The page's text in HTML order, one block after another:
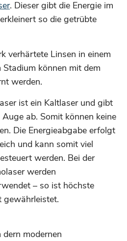
. Dieser gibt die Energie im
so die getrübte
verhärtete Linsen in einem
können mit dem
werden.
ist ein Kaltlaser und gibt
ab. Somit können keine
Die Energieabgabe erfolgt
und kann somit viel
werden. Bei der
werden
– so ist höchste
gewährleistet.
dern modernen